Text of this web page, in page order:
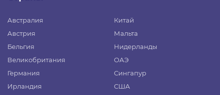
Австралия
Австрия
Бельгия
Великобритания
Германия
Ирландия
Китай
Мальта
Нидерланды
ОАЭ
Сингапур
США